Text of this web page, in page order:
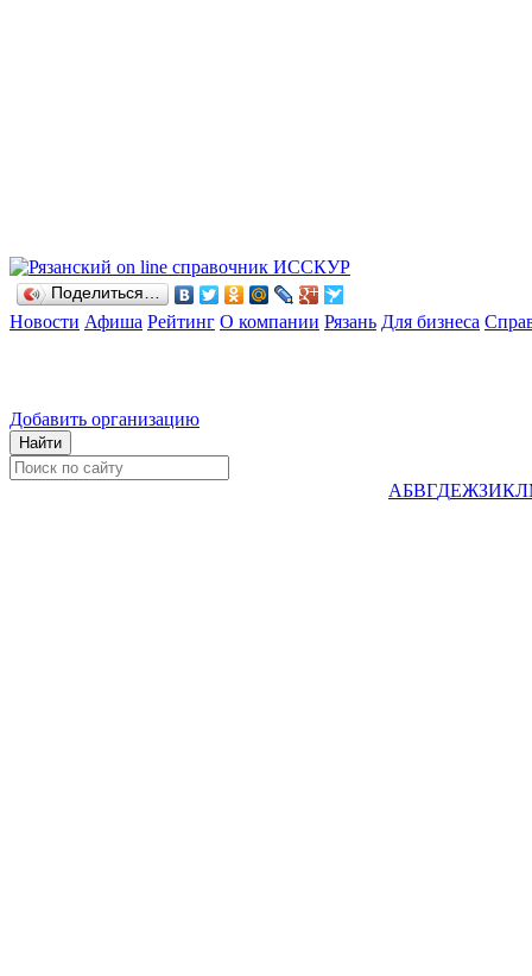
Поделиться…
Новости Афиша Рейтинг О компании Рязань Для бизнеса
Добавить организацию
АБВГДЕЖЗИКЛ